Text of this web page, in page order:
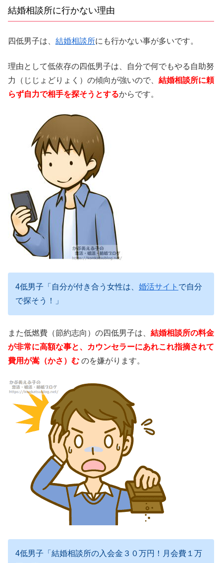
結婚相談所に行かない理由
四低男子は、 結婚相談所にも行かない事が多いです。
理由として低依存の四低男子は、自分で何でもやる自助努
力（じじょどりょく）の傾向が強いので、 結婚相談所に頼
らず自力で相手を探そうとするからです。
4低男子「自分が付き合う女性は、 婚活サイト で自分
で探そう！」
また低燃費（節約志向）の四低男子は、 結婚相談所の料金
が非常に高額な事と、カウンセラーにあれこれ指摘されて
費用が嵩（かさ）む のを嫌がります。
4低男子「結婚相談所の入会金３０万円！月会費１万